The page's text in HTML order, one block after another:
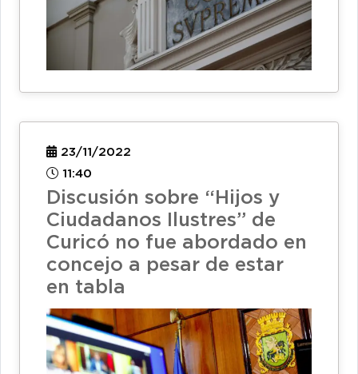
23/11/2022
11:40
Discusión sobre “Hijos y
Ciudadanos Ilustres” de
Curicó no fue abordado en
concejo a pesar de estar
en tabla